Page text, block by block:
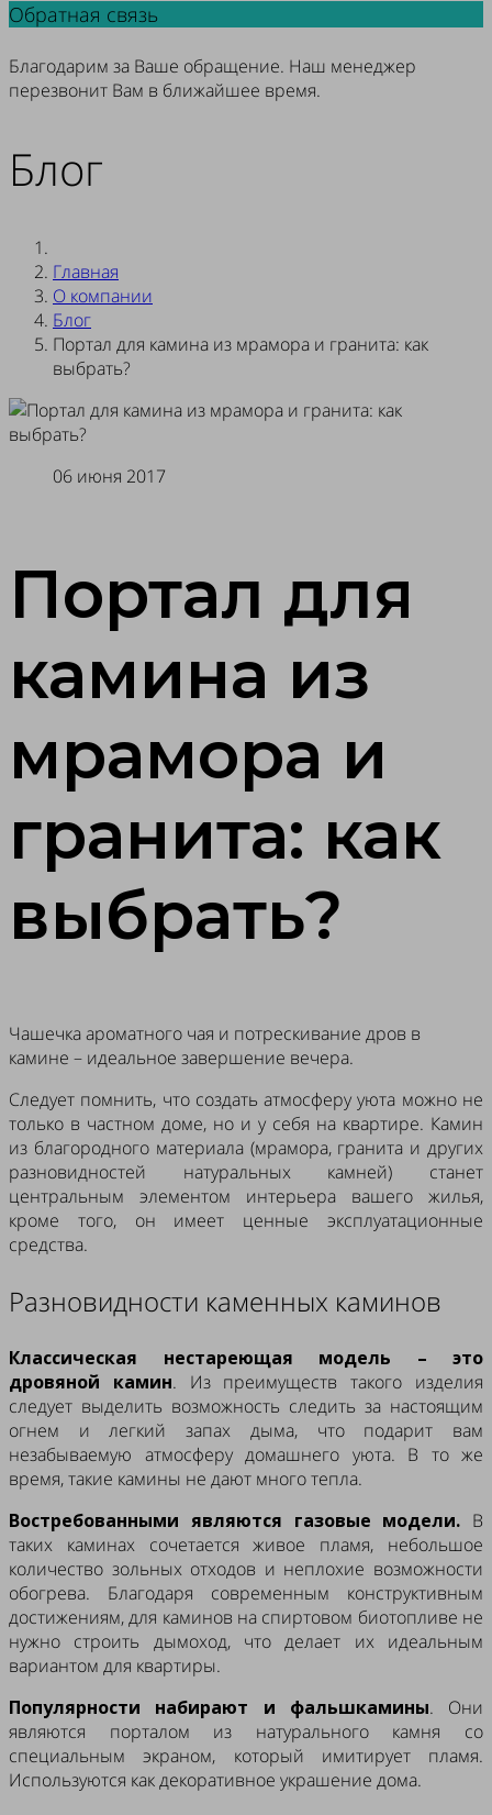
Обратная связь
Благодарим за Ваше обращение. Наш менеджер
перезвонит Вам в ближайшее время.
Блог
Главная
О компании
Блог
Портал для камина из мрамора и гранита: как
выбрать?
06 июня 2017
Портал для
камина из
мрамора и
гранита: как
выбрать?
Чашечка ароматного чая и потрескивание дров в
камине – идеальное завершение вечера.
Cледует помнить, что создать атмосферу уюта можно не
только в частном доме, но и у себя на квартире. Камин
из благородного материала (мрамора, гранита и других
разновидностей натуральных камней) станет
центральным элементом интерьера вашего жилья,
кроме того, он имеет ценные эксплуатационные
средства.
Разновидности каменных каминов
Классическая нестареющая модель – это
дровяной камин. Из преимуществ такого изделия
следует выделить возможность следить за настоящим
огнем и легкий запах дыма, что подарит вам
незабываемую атмосферу домашнего уюта. В то же
время, такие камины не дают много тепла.
Востребованными являются газовые модели. В
таких каминах сочетается живое пламя, небольшое
количество зольных отходов и неплохие возможности
обогрева. Благодаря современным конструктивным
достижениям, для каминов на спиртовом биотопливе не
нужно строить дымоход, что делает их идеальным
вариантом для квартиры.
Популярности набирают и фальшкамины. Они
являются порталом из натурального камня со
специальным экраном, который имитирует пламя.
Используются как декоративное украшение дома.